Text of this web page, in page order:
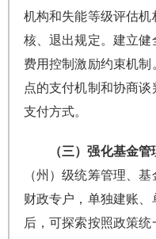
机构和失能等级评估
核、退出规定。建立
费用控制激励约束机
点的支付机制和协商
支付方式。
（三）强化基金管
（州）级统筹管理、
财政专户，单独建账
后，可探索按照政策